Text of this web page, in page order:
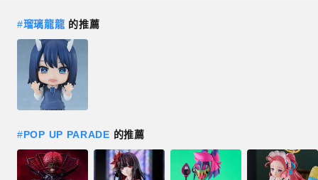
#瑠璃龍龍 的推薦
#POP UP PARADE 的推薦